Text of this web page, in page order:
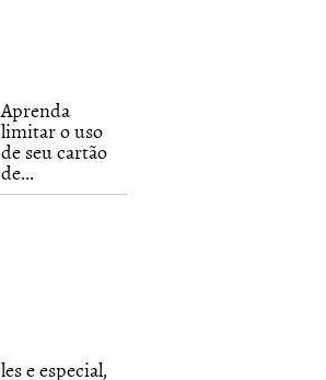
Aprenda
limitar o uso
de seu cartão
de...
e especial,